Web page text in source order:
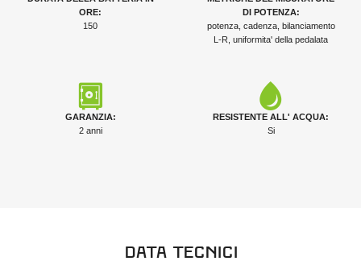
ORE:
150
DI POTENZA:
potenza, cadenza, bilanciamento
L-R, uniformita' della pedalata
GARANZIA:
2 anni
RESISTENTE ALL' ACQUA:
Si
Data Tecnici